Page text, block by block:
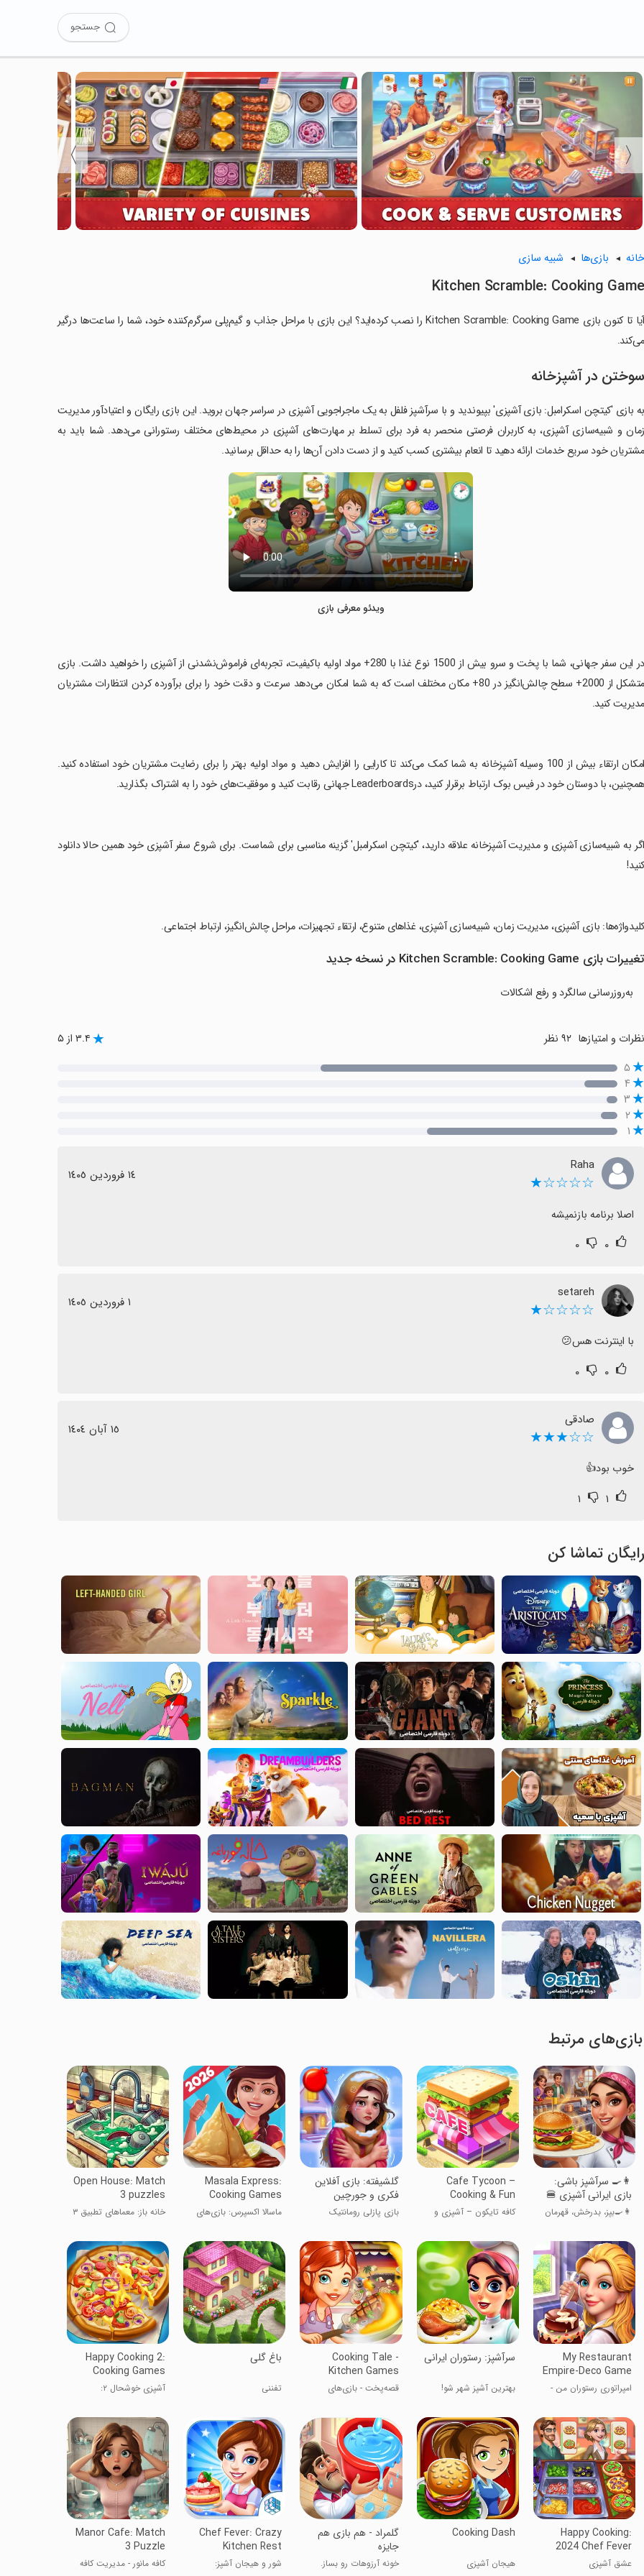
جستجو
〈
〉
خانه بازی‌ها شبیه سازی
Kitchen Scramble: Cooking Game
آیا تا کنون بازی Kitchen Scramble: Cooking Game را نصب کرده‌اید؟ این بازی با مراحل جذاب و گیم‌پلی سرگرم‌کننده خود، شما را ساعت‌ها درگیر
می‌کند.
سوختن در آشپزخانه
به بازی 'کیتچن اسکرامبل: بازی آشپزی' بپیوندید و با سرآشپز فلفل به یک ماجراجویی آشپزی در سراسر جهان بروید. این بازی رایگان و اعتیادآور مدیریت
زمان و شبیه‌سازی آشپزی، به کاربران فرصتی منحصر به فرد برای تسلط بر مهارت‌های آشپزی در محیط‌های مختلف رستورانی می‌دهد. شما باید به
مشتریان خود سریع خدمات ارائه دهید تا انعام بیشتری کسب کنید و از دست دادن آن‌ها را به حداقل برسانید.
ویدئو معرفی بازی
‏در این سفر جهانی، شما با پخت و سرو بیش از 1500 نوع غذا با 280+ مواد اولیه باکیفیت، تجربه‌ای فراموش‌نشدنی از آشپزی را خواهید داشت. بازی
متشکل از 2000+ سطح چالش‌انگیز در 80+ مکان مختلف است که به شما امکان می‌دهد سرعت و دقت خود را برای برآورده کردن انتظارات مشتریان
مدیریت کنید.
‏امکان ارتقاء بیش از 100 وسیله آشپزخانه به شما کمک می‌کند تا کارایی را افزایش دهید و مواد اولیه بهتر را برای رضایت مشتریان خود استفاده کنید.
همچنین، با دوستان خود در فیس بوک ارتباط برقرار کنید، درLeaderboards جهانی رقابت کنید و موفقیت‌های خود را به اشتراک بگذارید.
‏اگر به شبیه‌سازی آشپزی و مدیریت آشپزخانه علاقه دارید، 'کیتچن اسکرامبل' گزینه مناسبی برای شماست. برای شروع سفر آشپزی خود همین حالا دانلود
کنید!
‏کلیدواژه‌ها: بازی آشپزی، مدیریت زمان، شبیه‌سازی آشپزی، غذاهای متنوع، ارتقاء تجهیزات، مراحل چالش‌انگیز، ارتباط اجتماعی.
تغییرات بازی Kitchen Scramble: Cooking Game در نسخه جدید
به‌روزرسانی سالگرد و رفع اشکالات
نظرات و امتیازها ۹۲ نظر ۳.۴ از ۵
۵
۴
۳
۲
۱
Raha
☆☆☆☆★ ١٤ فروردین ١٤٠٥
اصلا برنامه بازنمیشه
۰ ۰
setareh
☆☆☆☆★ ١ فروردین ١٤٠٥
با اینترنت هس😕
۰ ۰
صادقی
☆☆★★★ ١٥ آبان ١٤٠٤
خوب بود👍
۱ ۱
رایگان تماشا کن
بازی‌های مرتبط
‏‏‏‏‏‏‏‏👩‍🍳 سرآشپز باشی:
بازی ایرانی آشپزی 🍔
👩‍🍳بپز، بدرخش، قهرمان
Cafe Tycoon –
Cooking & Fun
کافه تایکون – آشپزی و
‏گلشیفته: بازی آفلاین
فکری و جورچین
بازی پازلی رومانتیک
Masala Express:
Cooking Games
ماسالا اکسپرس: بازی‌های
Open House: Match
3 puzzles
خانه باز: معماهای تطبیق ۳
My Restaurant
Empire-Deco Game
امپراتوری رستوران من -
سرآشپز: رستوران ایرانی
بهترین آشپز شهر شو!
Cooking Tale -
Kitchen Games
قصه‌پخت - بازی‌های
‏‏‏باغ گلی
تفننی
Happy Cooking 2:
Cooking Games
آشپزی خوشحال ۲:
Happy Cooking:
2024 Chef Fever
عشق آشپزی
Cooking Dash
هیجان آشپزی
‏‏‏‏‏‏‏‏‏‏‏‏‏‏‏‏‏‏‏‏‏‏گلمراد - هم بازی هم
جایزه
خونه آرزوهات رو بساز.
Chef Fever: Crazy
Kitchen Rest
شور و هیجان آشپز:
Manor Cafe: Match
3 Puzzle
کافه مانور - مدیریت کافه